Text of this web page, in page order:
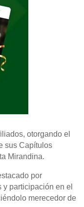
otorgando el
sus Capítulos
Mirandina.
por
participación en el
merecedor de